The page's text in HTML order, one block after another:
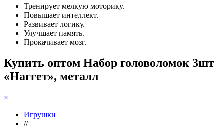
Тренирует мелкую моторику.
Повышает интеллект.
Развивает логику.
Улучшает память.
Прокачивает мозг.
Купить оптом Набор головоломок 3шт
«Наггет», металл
×
Игрушки
//